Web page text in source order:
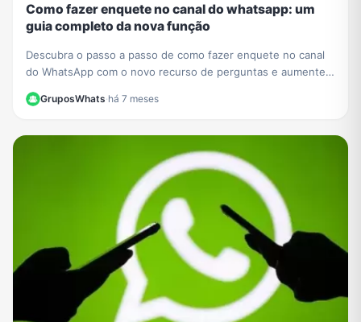
Como fazer enquete no canal do whatsapp: um
guia completo da nova função
Descubra o passo a passo de como fazer enquete no canal
do WhatsApp com o novo recurso de perguntas e aumente a
interação com seus seguidores hoje mesmo.
GruposWhats·há 7 meses